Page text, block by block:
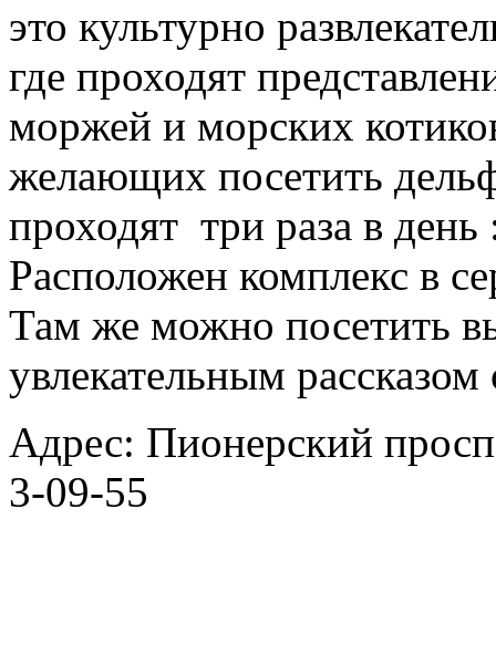
это культурно
где проходят
моржей и морских
желающих посетить
проходят три раза в
Расположен комплекс в
Там же можно посетить
увлекательным
Адрес: Пионерский
3-09-55